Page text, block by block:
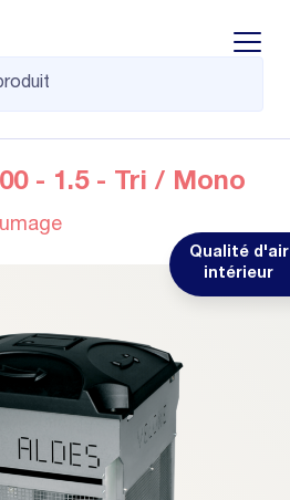
Qualité d'air
intérieur
- 1.5 - Tri / Mono